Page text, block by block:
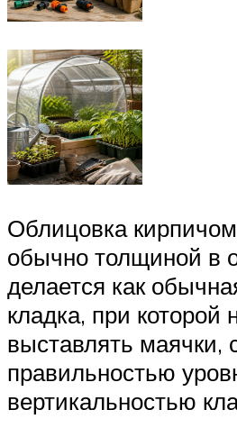
Облицовка
обычно толщиной в
делается как
кладка, при которой
выставлять маячки,
правильностью
вертикальностью